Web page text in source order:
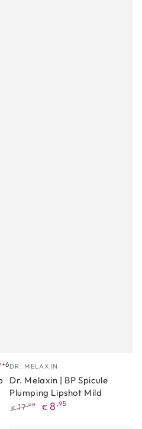
+6Proizvođać
DR. MELAXIN
Dr. Melaxin | BP Spicule
Plumping Lipshot Mild
€ 17,90 € 8 ,95